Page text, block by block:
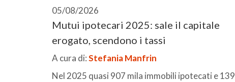
05/08/2026
Mutui ipotecari 2025: sale il capitale
erogato, scendono i tassi
A cura di:Stefania Manfrin
Nel 2025 quasi 907 mila immobili ipotecati e 139